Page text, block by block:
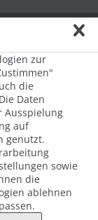
zur
die
Daten
Ausspielung
auf
genutzt.
sowie
die
ablehnen